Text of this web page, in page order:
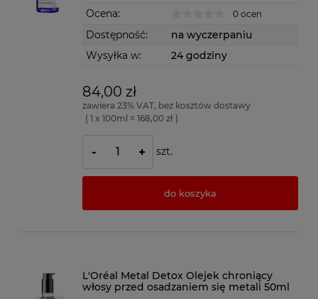
Ocena: 0 ocen
Dostępność:
na wyczerpaniu
Wysyłka w:
24 godziny
84,00 zł
zawiera 23% VAT, bez kosztów dostawy
( 1 x 100ml = 168,00 zł )
- + szt.
do koszyka
L'Oréal Metal Detox Olejek chroniący
włosy przed osadzaniem się metali 50ml